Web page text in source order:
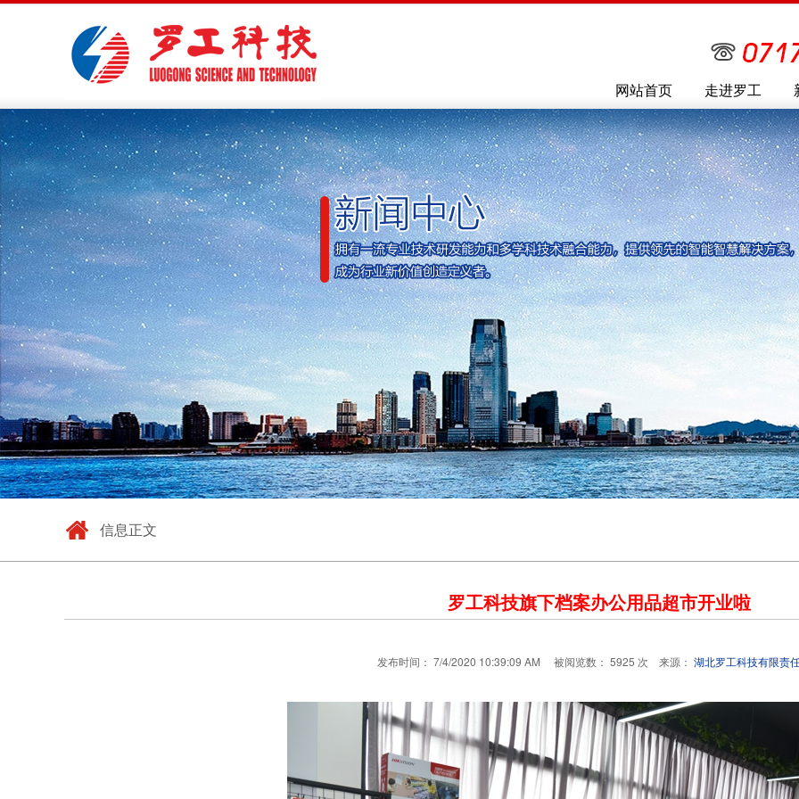
网站首页 走进罗工
信息正文
罗工科技旗下档案办公用品超市开业啦
发布时间： 7/4/2020 10:39:09 AM 被阅览数： 5925 次 来源： 湖北罗工科技有限责